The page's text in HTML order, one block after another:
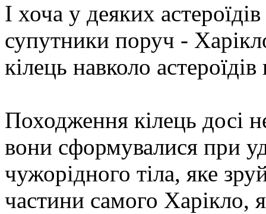
І хоча у деяких
супутники поруч -
кілець навколо
Походження кілець досі
вони сформувалися при
чужорідного тіла, яке
частини самого Харікло,